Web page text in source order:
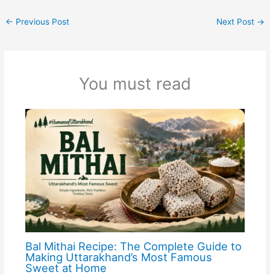
← Previous Post Next Post →
You must read
Bal Mithai Recipe: The Complete Guide to
Making Uttarakhand’s Most Famous
Sweet at Home